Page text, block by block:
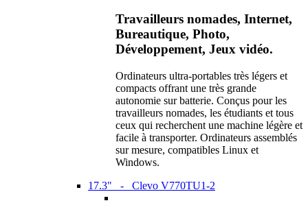
Travailleurs nomades, Internet,
Bureautique, Photo,
Développement, Jeux vidéo.
Ordinateurs ultra-portables très légers et
compacts offrant une très grande
autonomie sur batterie. Conçus pour les
travailleurs nomades, les étudiants et tous
ceux qui recherchent une machine légère et
facile à transporter. Ordinateurs assemblés
sur mesure, compatibles Linux et
Windows.
17.3" - Clevo V770TU1-2